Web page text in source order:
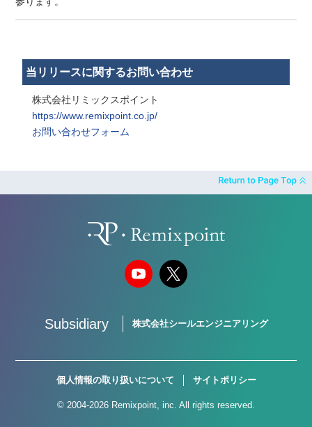
当リリースに関するお問い合わせ
株式会社リミックスポイント
https://www.remixpoint.co.jp/
お問い合わせフォーム
Subsidiary 株式会社シールエンジニアリング
個人情報の取り扱いについて サイトポリシー
© 2004-2026 Remixpoint, inc. All rights reserved.